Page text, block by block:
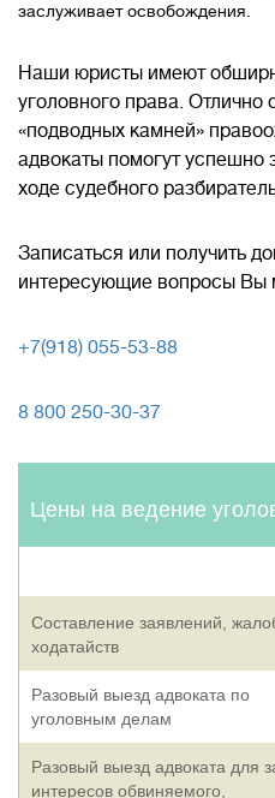
заслуживает освобождения.
Наши юристы имеют
уголовного права. Отлично
«подводных камней»
адвокаты помогут успешно
ходе судебного
Записаться или получить
интересующие вопросы Вы
+7(918) 055-53-88
8 800 250-30-37
Цены на ведение
Составление заявлений,
ходатайств
Разовый выезд адвоката по
уголовным делам
Разовый выезд адвоката для
интересов обвиняемого,